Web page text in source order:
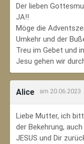
Der lieben
JA!!
Möge die
Umkehr und der
Treu im Gebet und
Jesu gehen wir
Alice am 20.06.2023
Liebe Mutter, ich
der Bekehrung,
JESUS und Dir